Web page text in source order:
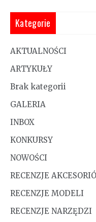
Kategorie
AKTUALNOŚCI
ARTYKUŁY
Brak kategorii
GALERIA
INBOX
KONKURSY
NOWOŚCI
RECENZJE
RECENZJE MODELI
RECENZJE NARZĘDZI